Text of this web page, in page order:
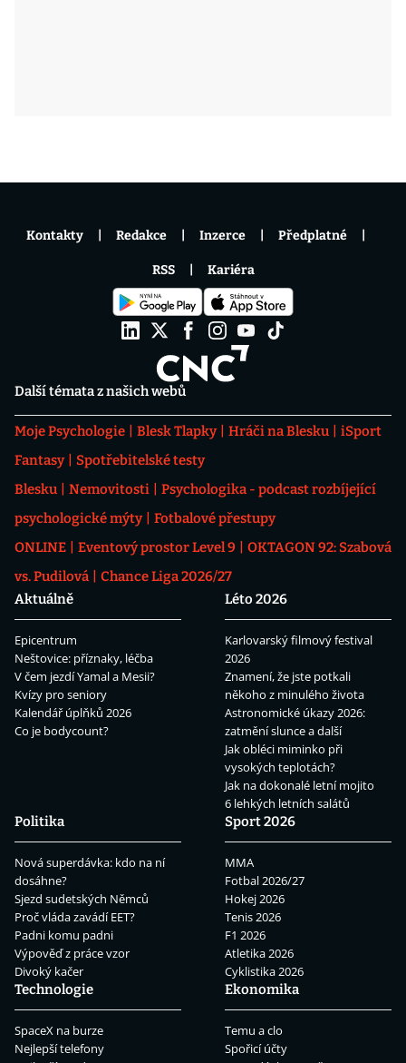
Další témata z našich webů
Moje Psychologie Blesk Tlapky Hráči na Blesku
iSport
Fantasy
Spotřebitelské testy
Blesku
Nemovitosti
Psychologika - podcast rozbíjející
psychologické mýty
Fotbalové přestupy
ONLINE
Eventový prostor Level 9
OKTAGON 92: Szabová
vs. Pudilová
Chance Liga 2026/27
Aktuálně
Epicentrum
Neštovice: příznaky, léčba
V čem jezdí Yamal a Mesii?
Kvízy pro seniory
Kalendář úplňků 2026
Co je bodycount?
Léto 2026
Karlovarský filmový festival
2026
Znamení, že jste potkali
někoho z minulého života
Astronomické úkazy 2026:
zatmění slunce a další
Jak obléci miminko při
vysokých teplotách?
Jak na dokonalé letní mojito
6 lehkých letních salátů
Politika
Nová superdávka: kdo na ní
dosáhne?
Sjezd sudetských Němců
Proč vláda zavádí EET?
Padni komu padni
Výpověď z práce vzor
Divoký kačer
Sport 2026
MMA
Fotbal 2026/27
Hokej 2026
Tenis 2026
F1 2026
Atletika 2026
Cyklistika 2026
Technologie
SpaceX na burze
Nejlepší telefony
Ekonomika
Temu a clo
Spořicí účty
Kontakty Redakce Inzerce Předplatné
RSS Kariéra